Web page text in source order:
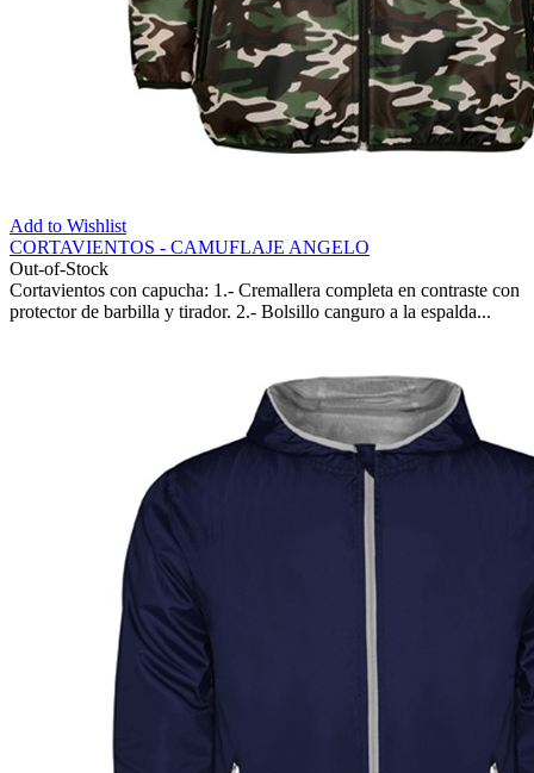
Add to Wishlist
CORTAVIENTOS - CAMUFLAJE ANGELO
Out-of-Stock
Cortavientos con capucha: 1.- Cremallera completa en contraste con
protector de barbilla y tirador. 2.- Bolsillo canguro a la espalda...